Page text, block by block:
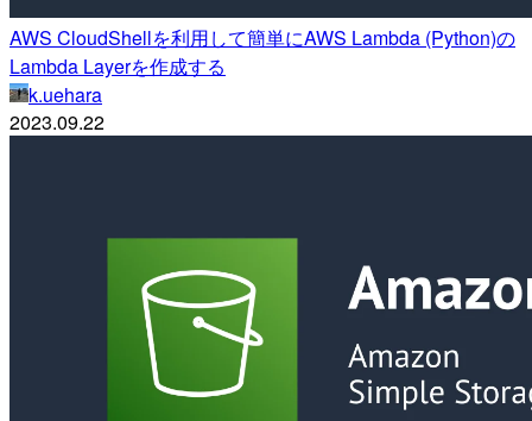
AWS CloudShellを利用して簡単にAWS Lambda (Python)の
Lambda Layerを作成する
k.uehara
2023.09.22